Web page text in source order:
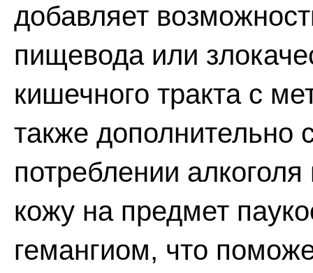
добавляет
пищевода или
кишечного тракта с
также дополнительно
потреблении
кожу на предмет
гемангиом, что